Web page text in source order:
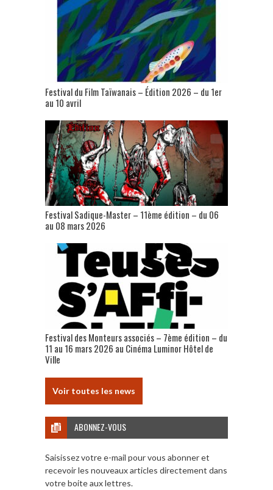
Festival du Film Taïwanais – Édition 2026 – du 1er
au 10 avril
Festival Sadique-Master – 11ème édition – du 06
au 08 mars 2026
Festival des Monteurs associés – 7ème édition – du
11 au 16 mars 2026 au Cinéma Luminor Hôtel de
Ville
Voir toutes les news
ABONNEZ-VOUS
Saisissez votre e-mail pour vous abonner et
recevoir les nouveaux articles directement dans
votre boite aux lettres.